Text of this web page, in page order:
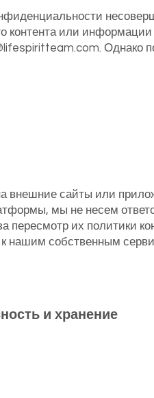
контента или
. Однако
внешние сайты или
мы не несем
пересмотр их политики
нашим собственным
и хранение